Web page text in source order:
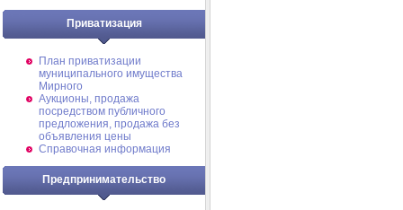
Приватизация
План приватизации
муниципального имущества
Мирного
Аукционы, продажа
посредством публичного
предложения, продажа без
объявления цены
Справочная информация
Предпринимательство